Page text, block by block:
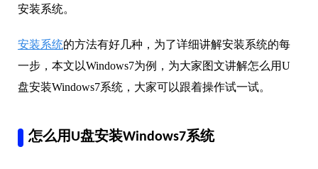
安装系统。
安装系统的方法有好几种，为了详细讲解安装系统的每
一步，本文以Windows7为例，为大家图文讲解怎么用U
盘安装Windows7系统，大家可以跟着操作试一试。
怎么用U盘安装Windows7系统